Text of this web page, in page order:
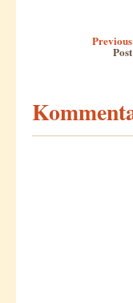
Previous
Post